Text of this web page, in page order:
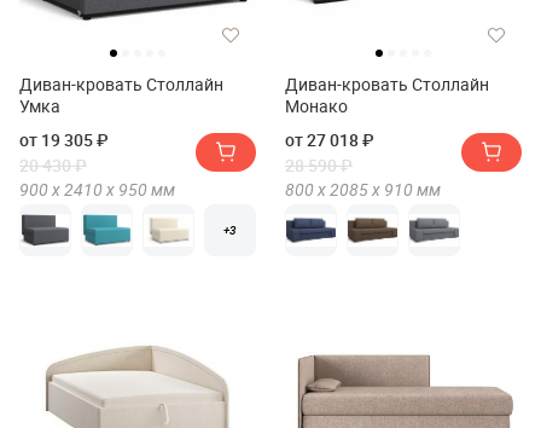
Диван-кровать Столлайн
Умка
от 19 305 ₽
20 430 ₽
900 х2410 х 950 мм
+3
Диван-кровать Столлайн
Монако
от 27 018 ₽
28 590 ₽
800 х2085 х 910 мм